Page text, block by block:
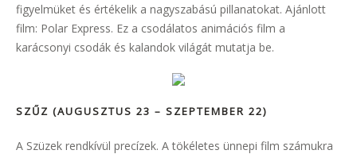
figyelmüket és értékelik a nagyszabású pillanatokat. Ajánlott
film: Polar Express. Ez a csodálatos animációs film a
karácsonyi csodák és kalandok világát mutatja be.
SZŰZ (AUGUSZTUS 23 – SZEPTEMBER 22)
A Szüzek rendkívül precízek. A tökéletes ünnepi film számukra